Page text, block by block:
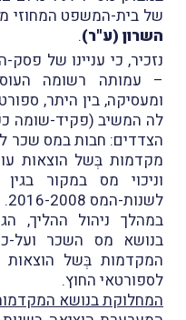
של בית-המשפט המחוזי
השרון (ע"ר).
נזכיר, כי עניינו של
– עמותה רשומה
ומעסיקה, בין היתר,
לה המשיב (פקיד-שומה
וניכוי מס במקור
לשנות-המס 2016-2008.
במהלך ניהול ההליך,
בנושא מס השכר ועל-
המקדמות בְּשל הוצאות
לספורטאי החוץ.
המחלוקת בנושא